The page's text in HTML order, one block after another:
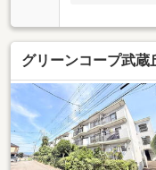
トロック対応
以外の写真も
【３６５日
が指定できな
【住宅ローン
はじめ各金融
確かな実績と
ストを実現い
グリーンコープ武蔵